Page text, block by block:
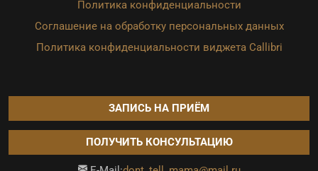
Политика конфиденциальности
Соглашение на обработку персональных данных
Политика конфиденциальности виджета Callibri
ЗАПИСЬ НА ПРИЁМ
ПОЛУЧИТЬ КОНСУЛЬТАЦИЮ